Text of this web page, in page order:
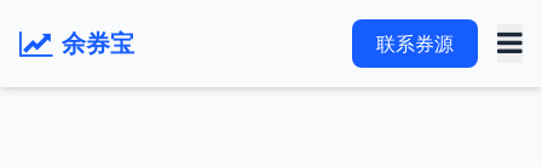
余券宝 联系券源